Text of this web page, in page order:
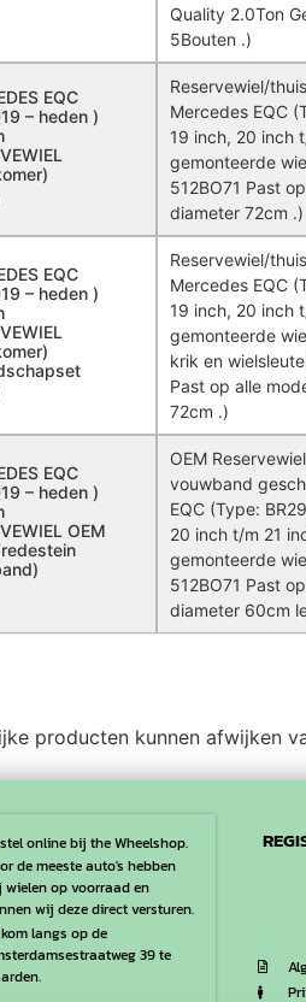
Quality 2.0Ton
5Bouten .)
EQC
– heden )
Reservewiel/
Mercedes EQC
19 inch, 20 inch
gemonteerde
512BO71 Past
diameter 72cm .)
EQC
– heden )
Reservewiel/
Mercedes EQC
19 inch, 20 inch
gemonteerde
krik en
Past op alle
72cm .)
EQC
– heden )
OEM
OEM
vouwband
EQC (Type:
20 inch t/m 21
gemonteerde
512BO71 Past
diameter 60cm
producten kunnen afwijken
online bij the Wheelshop.
de meeste auto's hebben
wielen op voorraad en
wij deze direct versturen.
langs op de
39 te